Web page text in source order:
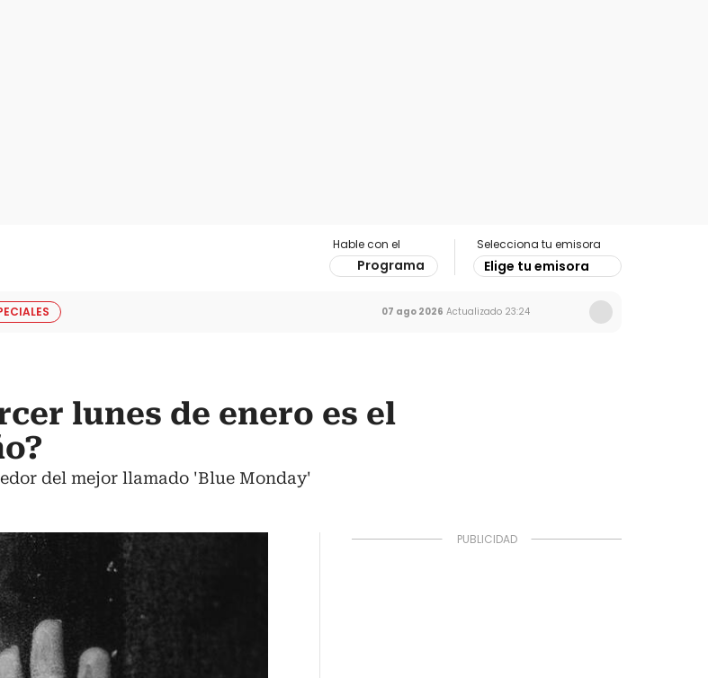
Hable con el
Programa
Selecciona tu emisora
Elige tu emisora
07 ago 2026 Actualizado 23:24
lunes de enero es el
del mejor llamado 'Blue Monday'